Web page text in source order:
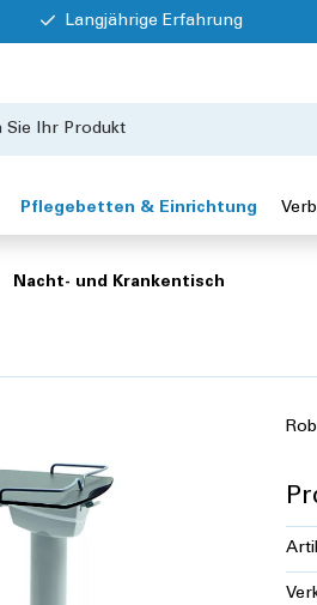
Langjährige Erfahrung
Pflegebetten & Einrichtung
Nacht- und Krankentisch